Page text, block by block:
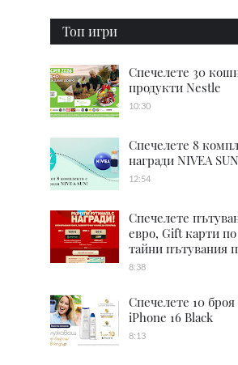
Топ игри
Спечелете 30
продукти Nestle
10:30
Спечелете 8
награди NIVEA SUN
12:54
Спечелете
евро, Gift карти
тайни пътувания
8:38
Спечелете 10
iPhone 16 Black
8:13